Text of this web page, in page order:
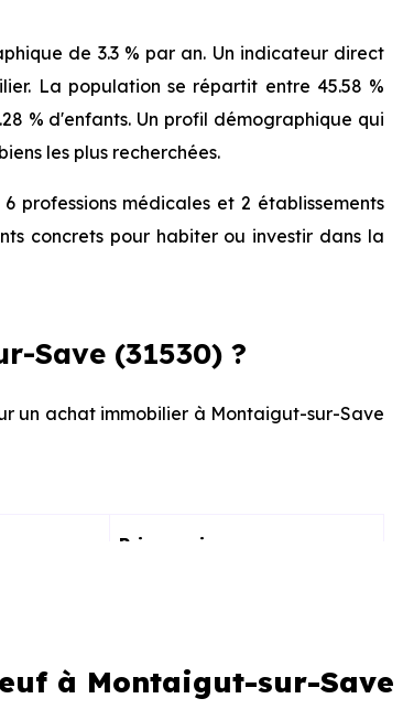
de 3.3 % par an. Un indicateur direct
La population se répartit entre 45.58 %
% d'enfants. Un profil démographique qui
les plus recherchées.
professions médicales et 2 établissements
concrets pour habiter ou investir dans la
Save (31530) ?
un achat immobilier à Montaigut-sur-Save
Prix maximum
4 502 € /m²
à Montaigut-sur-Save